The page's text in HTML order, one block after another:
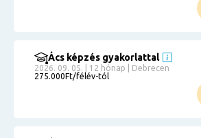
Ács képzés gyakorlattal
2026. 09. 05. | 12 hónap | Debrecen
275.000Ft/félév-tól